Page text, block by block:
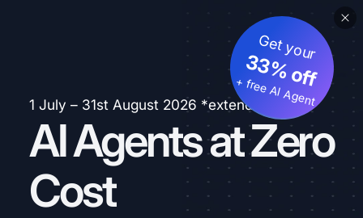
1 July – 31st August 2026 *extended
AI Agents at Zero
Cost
Get your
33% off
+ free AI Agent